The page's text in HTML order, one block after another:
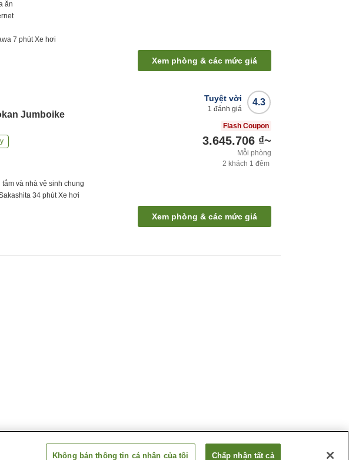
ăn
7 phútXe hơi
Xem phòng & các mức giá
Jumboike
tắm và nhà vệ sinh chung
34 phútXe hơi
4.3
Tuyệt vời
1 đánh giá
Flash Coupon
3.645.706 ₫~
Mỗi phòng
2 khách 1 đêm
Xem phòng & các mức giá
Không bán thông tin cá nhân của tôi Chấp nhận tất cả